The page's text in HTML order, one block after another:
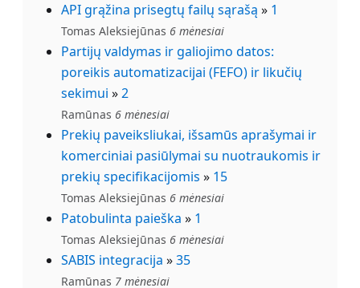
API grąžina prisegtų failų sąrašą » 1
Tomas Aleksiejūnas 6 mėnesiai
Partijų valdymas ir galiojimo datos:
poreikis automatizacijai (FEFO) ir likučių
sekimui »2
Ramūnas 6 mėnesiai
Prekių paveiksliukai, išsamūs aprašymai ir
komerciniai pasiūlymai su nuotraukomis ir
prekių specifikacijomis » 15
Tomas Aleksiejūnas 6 mėnesiai
Patobulinta paieška » 1
Tomas Aleksiejūnas 6 mėnesiai
SABIS integracija »35
Ramūnas 7 mėnesiai